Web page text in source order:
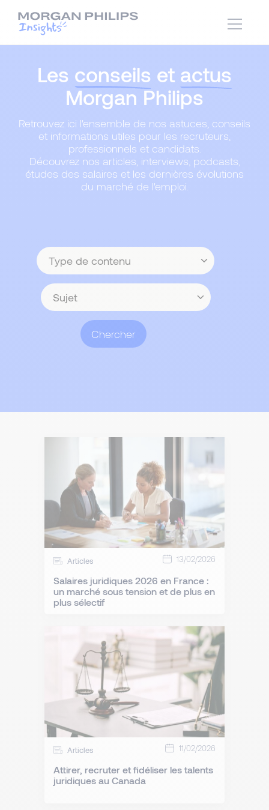
Les conseils et actus
Morgan Philips
Retrouvez ici l'ensemble de nos astuces, conseils
et informations utiles pour les recruteurs,
professionnels et candidats.
Découvrez nos articles, interviews, podcasts,
études des salaires et les dernières évolutions
du marché de l'emploi.
Type
de
contenu
Sujet
Chercher
Articles 13/02/2026
Salaires juridiques 2026 en France :
un marché sous tension et de plus en
plus sélectif
Articles 11/02/2026
Attirer, recruter et fidéliser les talents
juridiques au Canada